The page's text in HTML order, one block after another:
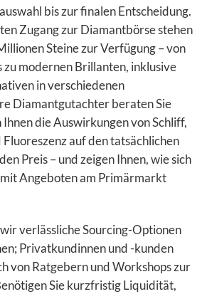
bis zur finalen Entscheidung.
Zugang zur Diamantbörse stehen
Steine zur Verfügung – von
zu modernen Brillanten, inklusive
in verschiedenen
Diamantgutachter beraten Sie
die Auswirkungen von Schliff,
auf den tatsächlichen
Preis – und zeigen Ihnen, wie sich
Angeboten am Primärmarkt
verlässliche Sourcing-Optionen
Privatkundinnen und -kunden
von Ratgebern und Workshops zur
Sie kurzfristig Liquidität,